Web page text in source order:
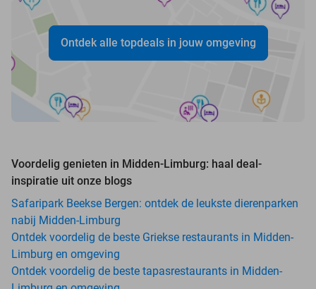
Ontdek alle topdeals in jouw omgeving
Voordelig genieten in Midden-Limburg: haal deal-
inspiratie uit onze blogs
Safaripark Beekse Bergen: ontdek de leukste dierenparken
nabij Midden-Limburg
Ontdek voordelig de beste Griekse restaurants in Midden-
Limburg en omgeving
Ontdek voordelig de beste tapasrestaurants in Midden-